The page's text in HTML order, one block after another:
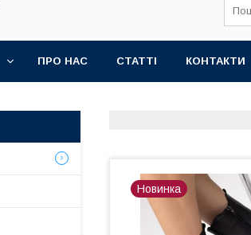
ПРО НАС СТАТТІ КОНТАКТИ
Новинка